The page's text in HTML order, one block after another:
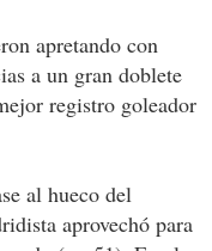
apretando con
a un gran doblete
registro goleador
al hueco del
aprovechó para